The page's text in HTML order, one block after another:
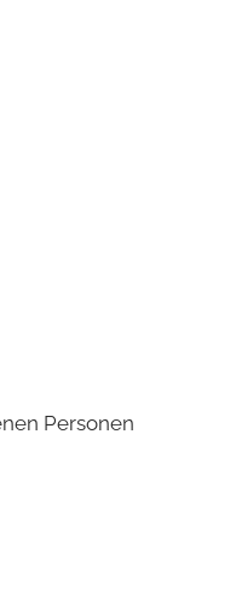
Personen